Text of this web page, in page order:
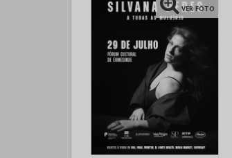
VER FOTO